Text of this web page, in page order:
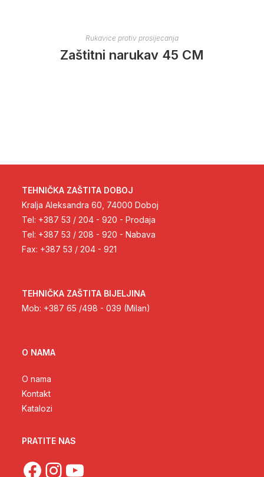
Rukavice protiv prosijecanja
Zaštitni narukav 45 CM
TEHNIČKA ZAŠTITA DOBOJ
Kralja Aleksandra 60, 74000 Doboj
Tel: +387 53 / 204 - 920 - Prodaja
Tel: +387 53 / 208 - 920 - Nabava
Fax: +387 53 / 204 - 921
TEHNIČKA ZAŠTITA BIJELJINA
Mob: +387 65 /498 - 039 (Milan)
O NAMA
O nama
Kontakt
Katalozi
PRATITE NAS